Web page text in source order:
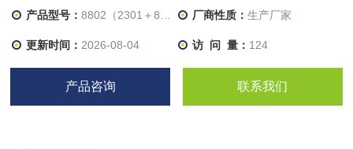
IP65/67/NEMA 4X，耐化学性高。
产品型号：8802（2301＋8692） 厂商性质： 生产厂家
更新时间： 2026-08-04 访 问 量： 124
产品咨询 联系我们